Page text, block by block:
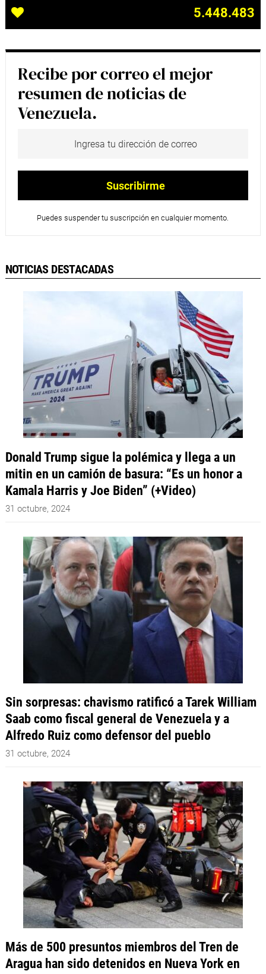
5.448.483
Recibe por correo el mejor
resumen de noticias de
Venezuela.
Puedes suspender tu suscripción en cualquier momento.
NOTICIAS DESTACADAS
Donald Trump sigue la polémica y llega a un
mitin en un camión de basura: “Es un honor a
Kamala Harris y Joe Biden” (+Video)
31 octubre, 2024
Sin sorpresas: chavismo ratificó a Tarek William
Saab como fiscal general de Venezuela y a
Alfredo Ruiz como defensor del pueblo
31 octubre, 2024
Más de 500 presuntos miembros del Tren de
Aragua han sido detenidos en Nueva York en